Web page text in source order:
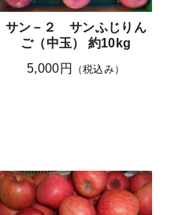
サン－２ サンふじりん
ご（中玉） 約10kg
5,000円
（税込み）